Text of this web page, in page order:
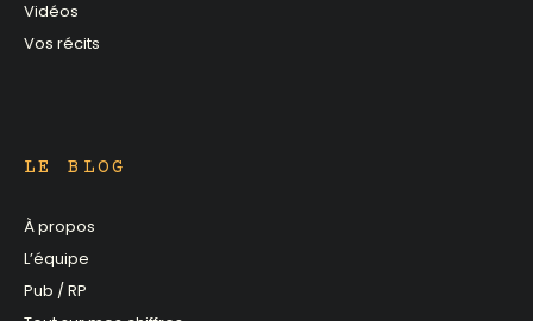
Vidéos
Vos récits
LE BLOG
À propos
L’équipe
Pub / RP